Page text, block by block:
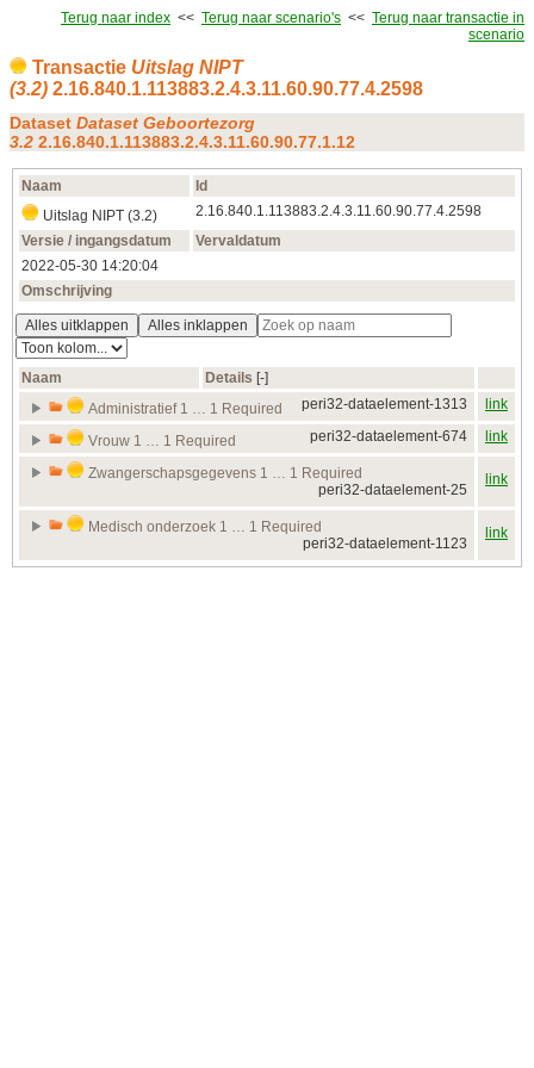
Terug naar index << Terug naar scenario's << Terug naar transactie in
scenario
Transactie Uitslag NIPT
(3.2) 2.16.840.1.113883.2.4.3.11.60.90.77.4.2598
Dataset Dataset Geboortezorg
3.2 2.16.840.1.113883.2.4.3.11.60.90.77.1.12
Naam
Id
Uitslag NIPT (3.2)
2.16.840.1.113883.2.4.3.11.60.90.77.4.2598
Versie / ingangsdatum
Vervaldatum
2022‑05‑30 14:20:04
Omschrijving
Alles uitklappen Alles inklappen
Naam Details [‑]
Administratief 1 … 1 Required
peri32-dataelement-1313 link
Vrouw 1 … 1 Required peri32-dataelement-674 link
Zwangerschapsgegevens 1 … 1 Required
peri32-dataelement-25
link
Medisch onderzoek 1 … 1 Required
peri32-dataelement-1123
link